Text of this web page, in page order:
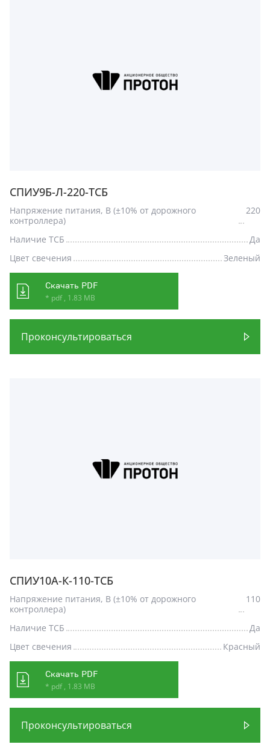
СПИУ9Б-Л-220-ТСБ
Напряжение питания, В (±10% от дорожного
контроллера)
220
Наличие ТСБ
Да
Цвет свечения
Зеленый
Скачать PDF
* pdf , 1.83 MB
Проконсультироваться
СПИУ10А-К-110-ТСБ
Напряжение питания, В (±10% от дорожного
контроллера)
110
Наличие ТСБ
Да
Цвет свечения
Красный
Скачать PDF
* pdf , 1.83 MB
Проконсультироваться